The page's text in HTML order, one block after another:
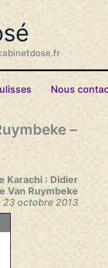
Nous
–
Karachi : Didier
Van Ruymbeke
23 octobre 2013